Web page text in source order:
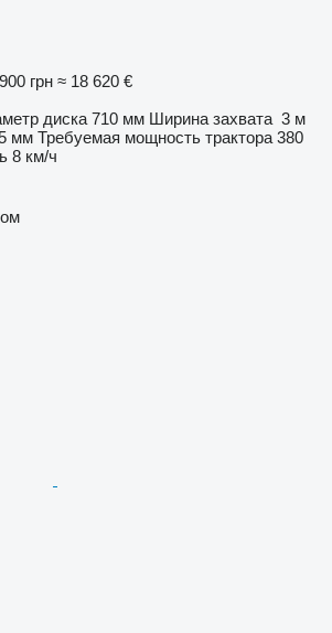
грн ≈ 18 620 €
диска 710 мм Ширина захвата 3 м
мм Требуемая мощность трактора 380
8 км/ч